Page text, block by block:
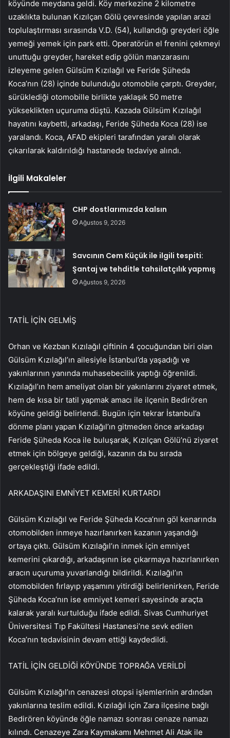
köyünde meydana geldi. Köy merkezine 2 kilometre
uzaklıkta bulunan Kızılçan Gölü çevresinde yapılan arazi
toplulaştırması sırasında V.D. (54), kullandığı greyderi öğle
yemeği yemek için park etti. Operatörün el frenini çekmeyi
unuttuğu greyder, hareket edip gölün manzarasını
izleyeme gelen Gülsüm Kızılağıl ve Feride Şüheda
Koca’nın (28) içinde bulunduğu otomobile çarptı. Greyder,
sürüklediği otomobille birlikte yaklaşık 50 metre
yükseklikten uçuruma düştü. Kazada Gülsüm Kızılağıl
hayatını kaybetti, arkadaşı, Feride Şüheda Koca (28) ise
yaralandı. Koca, AFAD ekipleri tarafından yaralı olarak
çıkarılarak kaldırıldığı hastanede tedaviye alındı.
İlgili Makaleler
CHP dostlarımızda kalsın
Ağustos 9, 2026
Savcının Cem Küçük ile ilgili tespiti:
Şantaj ve tehditle tahsilatçılık yapmış
Ağustos 9, 2026
TATİL İÇİN GELMİŞ
Orhan ve Kezban Kızılağıl çiftinin 4 çocuğundan biri olan
Gülsüm Kızılağıl’ın ailesiyle İstanbul’da yaşadığı ve
yakınlarının yanında muhasebecilik yaptığı öğrenildi.
Kızılağıl’ın hem ameliyat olan bir yakınlarını ziyaret etmek,
hem de kısa bir tatil yapmak amacı ile ilçenin Bedirören
köyüne geldiği belirlendi. Bugün için tekrar İstanbul’a
dönme planı yapan Kızılağıl’ın gitmeden önce arkadaşı
Feride Şüheda Koca ile buluşarak, Kızılçan Gölü’nü ziyaret
etmek için bölgeye geldiği, kazanın da bu sırada
gerçekleştiği ifade edildi.
ARKADAŞINI EMNİYET KEMERİ KURTARDI
Gülsüm Kızılağıl ve Feride Şüheda Koca’nın göl kenarında
otomobilden inmeye hazırlanırken kazanın yaşandığı
ortaya çıktı. Gülsüm Kızılağıl’ın inmek için emniyet
kemerini çıkardığı, arkadaşının ise çıkarmaya hazırlanırken
aracın uçuruma yuvarlandığı bildirildi. Kızılağıl’ın
otomobilden fırlayıp yaşamını yitirdiği belirlenirken, Feride
Şüheda Koca’nın ise emniyet kemeri sayesinde araçta
kalarak yaralı kurtulduğu ifade edildi. Sivas Cumhuriyet
Üniversitesi Tıp Fakültesi Hastanesi’ne sevk edilen
Koca’nın tedavisinin devam ettiği kaydedildi.
TATİL İÇİN GELDİĞİ KÖYÜNDE TOPRAĞA VERİLDİ
Gülsüm Kızılağıl’ın cenazesi otopsi işlemlerinin ardından
yakınlarına teslim edildi. Kızılağıl için Zara ilçesine bağlı
Bedirören köyünde öğle namazı sonrası cenaze namazı
kılındı. Cenazeye Zara Kaymakamı Mehmet Ali Atak ile